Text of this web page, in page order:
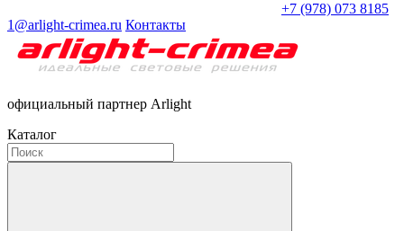
+7 (978) 073 8185
1@arlight-crimea.ru Контакты
официальный партнер Arlight
Каталог